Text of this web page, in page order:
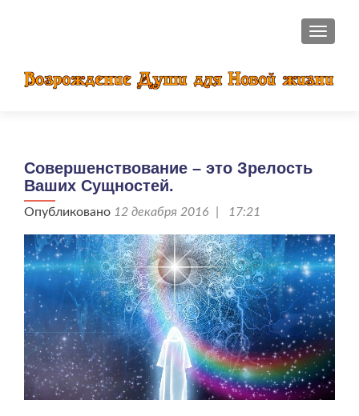
Совершенствование – это Зрелость
Ваших Сущностей.
Опубликовано 12 декабря 2016 | 17:21